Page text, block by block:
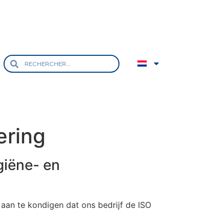
en
te kondigen dat ons bedrijf de ISO